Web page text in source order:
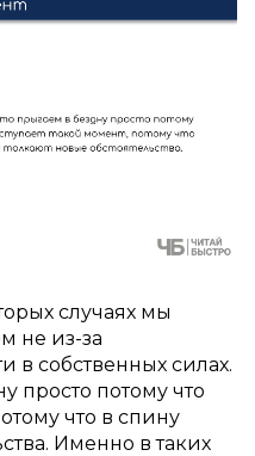
случаях мы
не из-за
в собственных силах.
просто потому что
что в спину
Именно в таких